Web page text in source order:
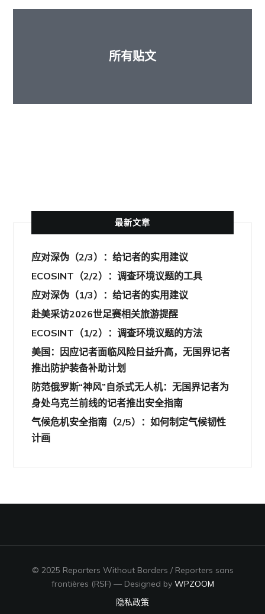
所有贴文
最新文章
应对深伪（2/3）：给记者的实用建议
ECOSINT（2/2）：调查环境议题的工具
应对深伪（1/3）：给记者的实用建议
赴美采访2026世足赛相关旅游提醒
ECOSINT（1/2）：调查环境议题的方法
美国：因应记者面临风险日益升高，无国界记者
推出防护装备补助计划
防范俄罗斯“神风”自杀式无人机：无国界记者为
身处乌克兰前线的记者推出安全指南
气候危机安全指南（2/5）：如何制定气候韧性
计画
© 2025 Reporters Without Borders / Reporters sans
frontières (RSF) — Designed by WPZOOM
隐私政策